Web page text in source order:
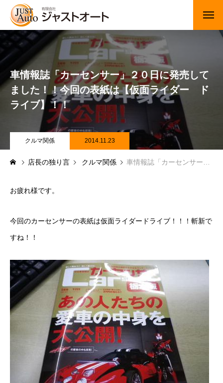
トップページ
新車
中古車・未使用車
JUジャナイト在庫情報
Gooネット在庫情報
カーセンサー在庫情報
車検・定期点検
ボディコーティング・艶出し・磨き
部品の取り付け
各種作業料金
おすすめ
ボディコーティング・艶出し・磨き
部品の取り付け
車情報誌「カーセンサー」２０日に発売して
ました！！今回の表紙は【仮面ライダー ド
ライブ】！！
クルマ関係 2014.11.23
店長の独り言 クルマ関係 車情報誌「カーセンサー」２０日に発売してました！！今回の表紙は【仮面ライダー ドライブ】！！
お疲れ様です。
今回のカーセンサーの表紙は仮面ライダードライブ！！！斬新で
すね！！